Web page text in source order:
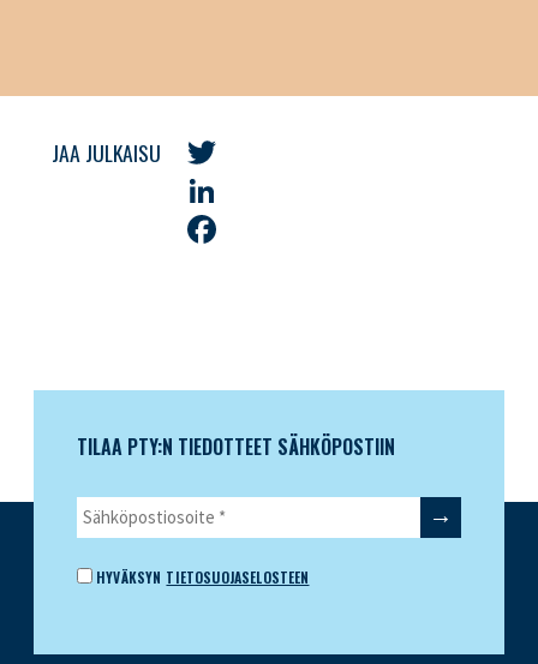
JAA JULKAISU
Twitter
LinkedIn
TILAA PTY:N TIEDOTTEET SÄHKÖPOSTIIN
HYVÄKSYN TIETOSUOJASELOSTEEN